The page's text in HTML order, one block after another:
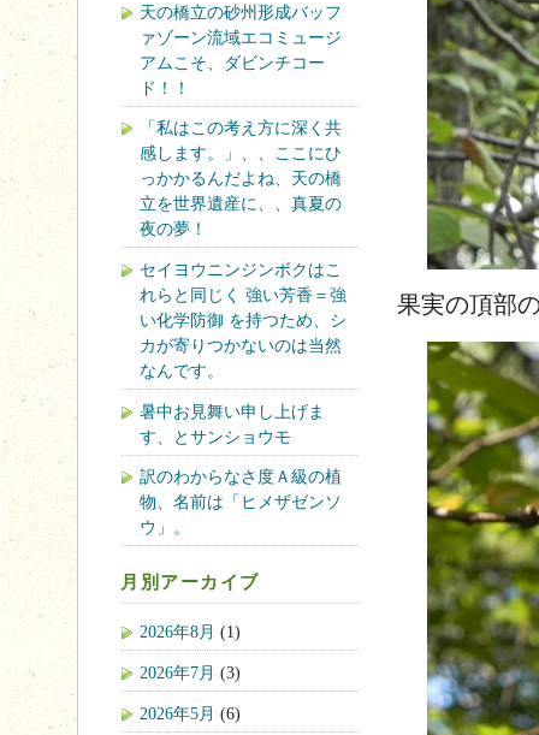
果実の頂部
天の橋立の砂州形成バッフ
ァゾーン流域エコミュージ
アムこそ、ダビンチコー
ド！！
「私はこの考え方に深く共
感します。」、、ここにひ
っかかるんだよね、天の橋
立を世界遺産に、、真夏の
夜の夢！
セイヨウニンジンボクはこ
れらと同じく 強い芳香＝強
い化学防御 を持つため、シ
カが寄りつかないのは当然
なんです。
暑中お見舞い申し上げま
す、とサンショウモ
訳のわからなさ度Ａ級の植
物、名前は「ヒメザゼンソ
ウ」。
月別アーカイブ
2026年8月 (1)
2026年7月 (3)
2026年5月 (6)